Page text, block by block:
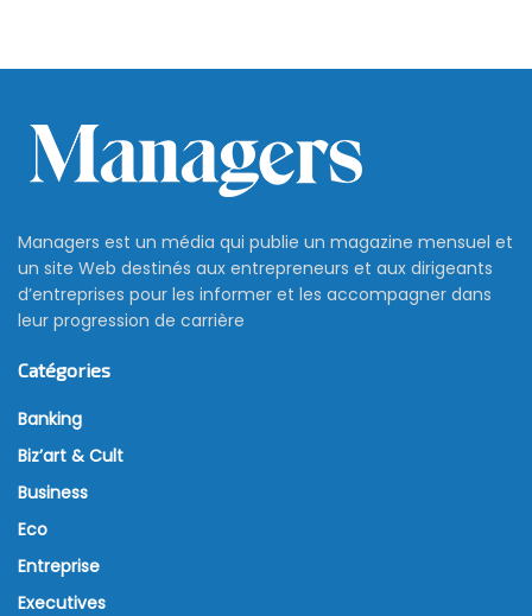
Managers est un média qui publie un magazine mensuel et
un site Web destinés aux entrepreneurs et aux dirigeants
d’entreprises pour les informer et les accompagner dans
leur progression de carrière
Catégories
Banking
Biz’art & Cult
Business
Eco
Entreprise
Executives